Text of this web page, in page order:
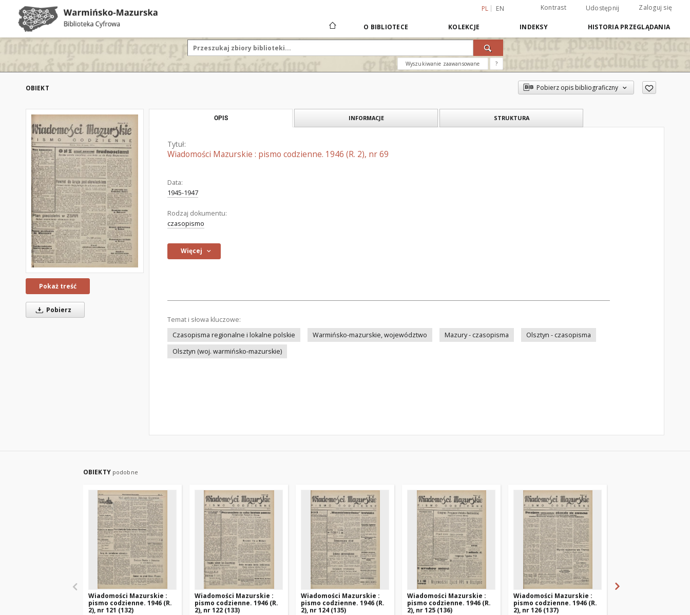
PL EN Kontrast Udostępnij Zaloguj się
O BIBLIOTECE KOLEKCJE INDEKSY HISTORIA PRZEGLĄDANIA
Wyszukiwanie zaawansowane ?
OBIEKT Pobierz opis bibliograficzny
Pokaż treść
Pobierz
OPIS INFORMACJE STRUKTURA
Tytuł:
Wiadomości Mazurskie : pismo codzienne. 1946 (R. 2), nr 69
Data:
1945-1947
Rodzaj dokumentu:
czasopismo
Więcej
Temat i słowa kluczowe:
Czasopisma regionalne i lokalne polskie
Warmińsko-mazurskie, województwo Mazury - czasopisma
Olsztyn - czasopisma
Olsztyn (woj. warmińsko-mazurskie)
OBIEKTY podobne
Wiadomości Mazurskie :
pismo codzienne. 1946 (R.
2), nr 121 (132)
Wiadomości Mazurskie :
pismo codzienne. 1946 (R.
2), nr 122 (133)
Wiadomości Mazurskie :
pismo codzienne. 1946 (R.
2), nr 124 (135)
Wiadomości Mazurskie :
pismo codzienne. 1946 (R.
2), nr 125 (136)
Wiadomości Mazurskie :
pismo codzienne. 1946 (R.
2), nr 126 (137)